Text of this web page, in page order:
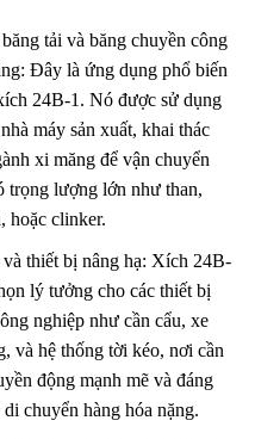
tải và băng chuyền công
Đây là ứng dụng phổ biến
24B-1. Nó được sử dụng
máy sản xuất, khai thác
xi măng để vận chuyển
trọng lượng lớn như than,
hoặc clinker.
thiết bị nâng hạ: Xích 24B-
lý tưởng cho các thiết bị
nghiệp như cần cẩu, xe
và hệ thống tời kéo, nơi cần
động mạnh mẽ và đáng
chuyển hàng hóa nặng.